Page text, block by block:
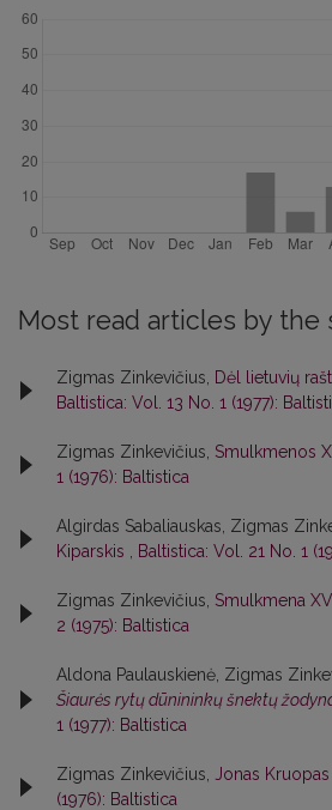
Most read articles by the
Zigmas Zinkevičius, Dėl lietuvių
Baltistica: Vol. 13 No. 1 (1977):
Zigmas Zinkevičius, Smulkmenos
1 (1976): Baltistica
Algirdas Sabaliauskas, Zigmas
Kiparskis
Baltistica: Vol. 21 No. 1
Zigmas Zinkevičius, Smulkmena
2 (1975): Baltistica
Aldona Paulauskienė, Zigmas
Šiaurės rytų dūnininkų šnektų
1 (1977): Baltistica
Zigmas Zinkevičius, Jonas Kruopas
(1976): Baltistica